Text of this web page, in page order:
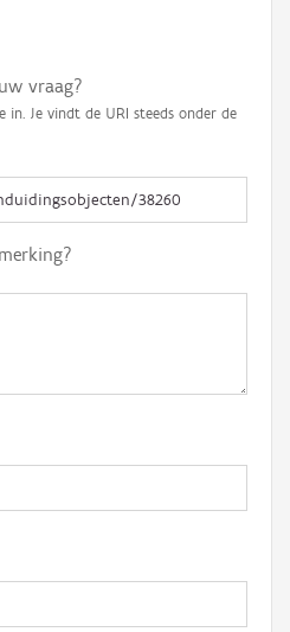
vraag?
in. Je vindt de URI steeds onder de